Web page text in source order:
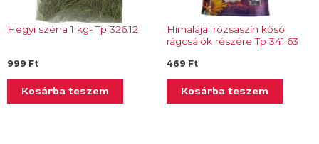
Hegyi széna 1 kg- Tp 326.12
999 Ft
Kosárba teszem
Himalájai rózsaszín kősó
rágcsálók részére Tp 341.63
469 Ft
Kosárba teszem